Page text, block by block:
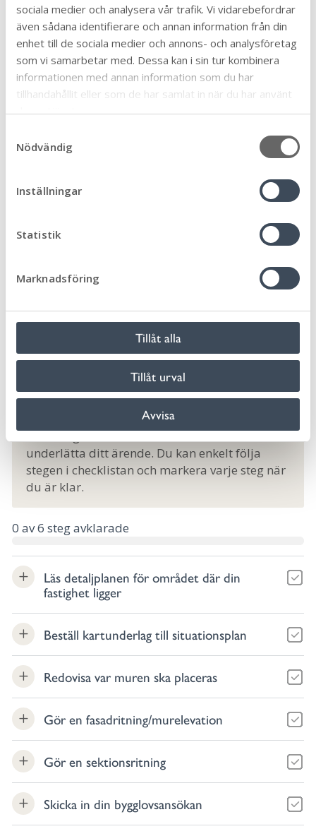
sociala medier och analysera vår trafik. Vi vidarebefordrar
även sådana identifierare och annan information från din
enhet till de sociala medier och annons- och analysföretag
som vi samarbetar med. Dessa kan i sin tur kombinera
informationen med annan information som du har
tillhandahållit eller som de har samlat in när du har använt
deras tjänster.
Nödvändig
Inställningar
Statistik
Marknadsföring
Tillåt alla
Tillåt urval
Avvisa
bygglov för mur
Dessa handlingar behöver du för din ansökan
ansökan
situationsplan
Fasad- och sektionsritning.
Observera att fotograferade handlingar eller
I vissa fall behöver du även följande handlingar
Anmälan av kontrollansvarig (om det du vill göra är
Vad kostar ett bygglov?
avgiften blir.
Vi hjälper dig – följ checklistan
Vi har tagit fram en checklista för att
underlätta ditt ärende. Du kan enkelt följa
stegen i checklistan och markera varje steg när
du är klar.
0 av6 steg avklarade
Läs detaljplanen för området där din
fastighet ligger
Beställ kartunderlag till situationsplan
Redovisa var muren ska placeras
Gör en fasadritning/murelevation
Gör en sektionsritning
Skicka in din bygglovsansökan